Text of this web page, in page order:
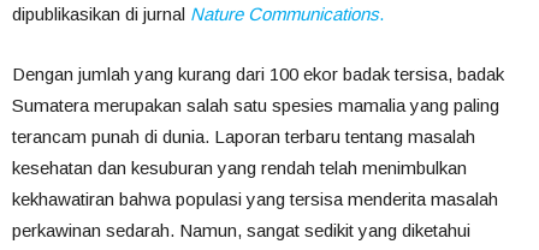
dipublikasikan di jurnal Nature Communications.
Dengan jumlah yang kurang dari 100 ekor badak tersisa, badak
Sumatera merupakan salah satu spesies mamalia yang paling
terancam punah di dunia. Laporan terbaru tentang masalah
kesehatan dan kesuburan yang rendah telah menimbulkan
kekhawatiran bahwa populasi yang tersisa menderita masalah
perkawinan sedarah. Namun, sangat sedikit yang diketahui